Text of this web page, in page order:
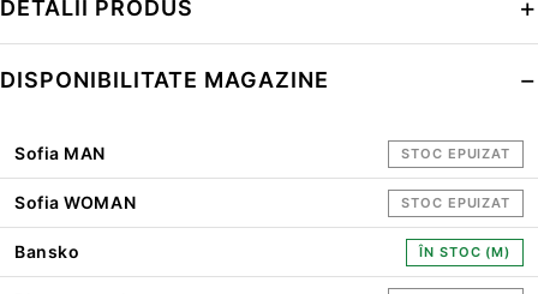
DETALII PRODUS
DISPONIBILITATE MAGAZINE
Sofia MAN STOC EPUIZAT
Sofia WOMAN STOC EPUIZAT
Bansko ÎN STOC (M)